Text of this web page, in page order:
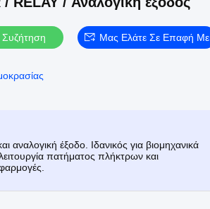
Συζήτηση Μας Ελάτε Σε Επαφή Με
έξοδο. Ιδανικός για βιομηχανικά
πατήματος πλήκτρων και